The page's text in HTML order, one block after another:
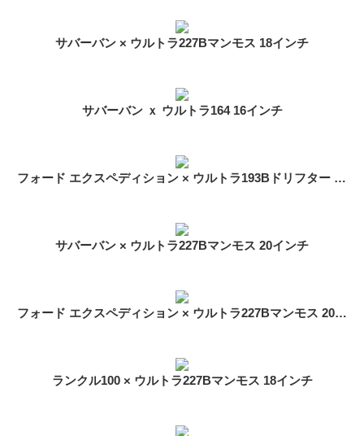
サバーバン × ウルトラ227Bマンモス 18インチ
サバーバン ｘ ウルトラ164 16インチ
フォード エクスペディション × ウルトラ193Bドリフター 20インチ
サバーバン × ウルトラ227Bマンモス 20インチ
フォード エクスペディション × ウルトラ227Bマンモス 20インチ
ランクル100 × ウルトラ227Bマンモス 18インチ